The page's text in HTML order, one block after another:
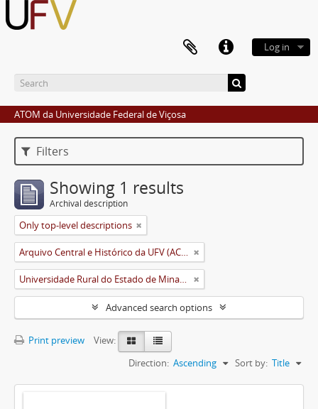
Log in
ATOM da Universidade Federal de Viçosa
Filters
Showing 1 results
Archival description
Only top-level descriptions
Arquivo Central e Histórico da UFV (ACH-UFV)
Universidade Rural do Estado de Minas Gerais (Uremg)
Advanced search options
Print preview
View:
Sort by: Title
Direction: Ascending